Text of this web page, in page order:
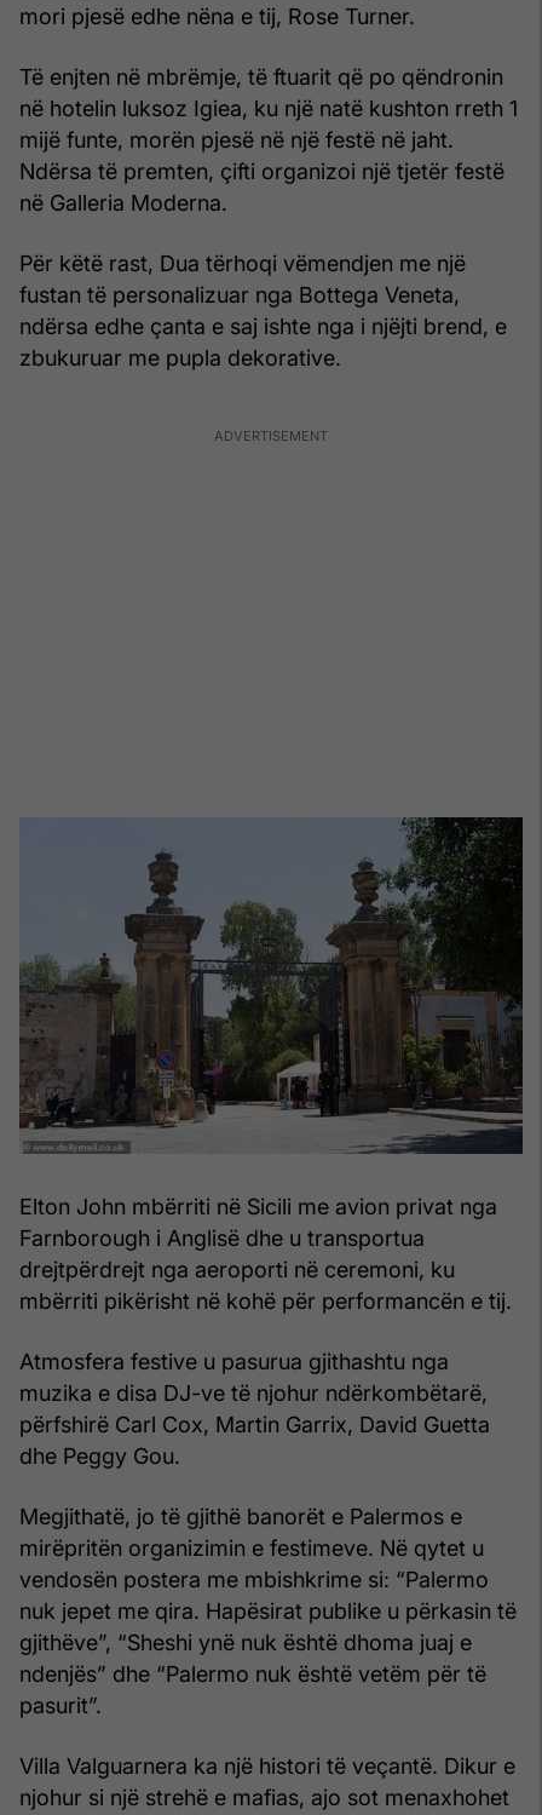
mori pjesë edhe nëna e tij, Rose Turner.
Të enjten në mbrëmje, të ftuarit që po qëndronin
në hotelin luksoz Igiea, ku një natë kushton rreth 1
mijë funte, morën pjesë në një festë në jaht.
Ndërsa të premten, çifti organizoi një tjetër festë
në Galleria Moderna.
Për këtë rast, Dua tërhoqi vëmendjen me një
fustan të personalizuar nga Bottega Veneta,
ndërsa edhe çanta e saj ishte nga i njëjti brend, e
zbukuruar me pupla dekorative.
Elton John mbërriti në Sicili me avion privat nga
Farnborough i Anglisë dhe u transportua
drejtpërdrejt nga aeroporti në ceremoni, ku
mbërriti pikërisht në kohë për performancën e tij.
Atmosfera festive u pasurua gjithashtu nga
muzika e disa DJ-ve të njohur ndërkombëtarë,
përfshirë Carl Cox, Martin Garrix, David Guetta
dhe Peggy Gou.
Megjithatë, jo të gjithë banorët e Palermos e
mirëpritën organizimin e festimeve. Në qytet u
vendosën postera me mbishkrime si: “Palermo
nuk jepet me qira. Hapësirat publike u përkasin të
gjithëve”, “Sheshi ynë nuk është dhoma juaj e
ndenjës” dhe “Palermo nuk është vetëm për të
pasurit”.
Villa Valguarnera ka një histori të veçantë. Dikur e
njohur si një strehë e mafias, ajo sot menaxhohet